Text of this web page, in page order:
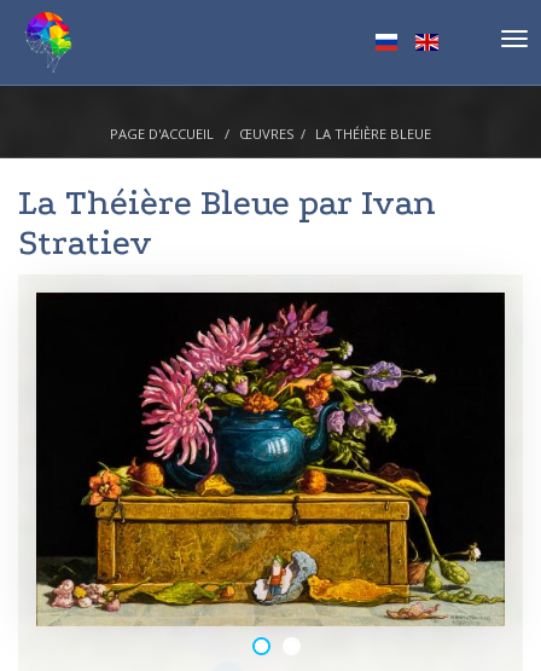
PAGE D'ACCUEIL ŒUVRES LA THÉIÈRE BLEUE
La Théière Bleue par Ivan
Stratiev